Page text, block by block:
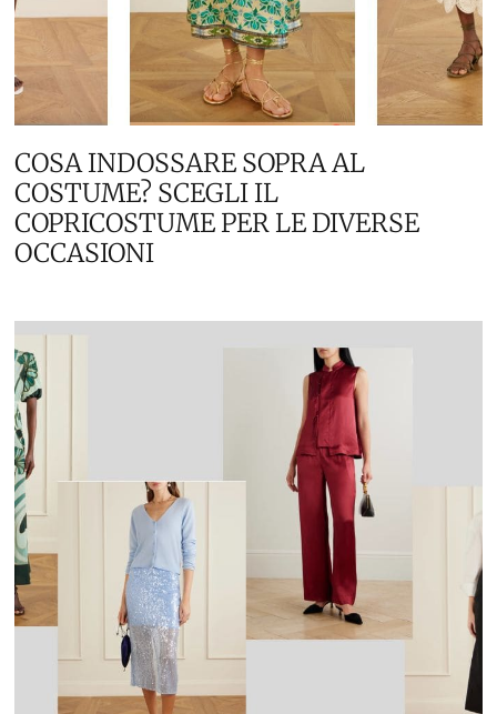
COSA INDOSSARE SOPRA AL
COSTUME? SCEGLI IL
COPRICOSTUME PER LE DIVERSE
OCCASIONI